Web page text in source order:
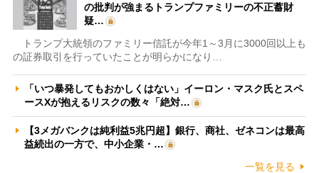
の批判が強まるトランプファミリーの不正蓄財
疑…
トランプ大統領のファミリー信託が今年1～3月に3000回以上も
の証券取引を行っていたことが明らかになり…
「いつ暴発してもおかしくはない」イーロン・マスク氏とスペ
ースXが抱えるリスクの数々「絶対…
【3メガバンクは純利益5兆円超】銀行、商社、ゼネコンは最高
益続出の一方で、中小企業・…
一覧を見る